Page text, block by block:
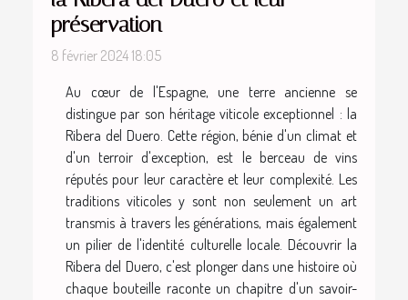
préservation
8 février 2024 18:05
Au cœur de l'Espagne, une terre ancienne se
distingue par son héritage viticole exceptionnel : la
Ribera del Duero. Cette région, bénie d'un climat et
d'un terroir d'exception, est le berceau de vins
réputés pour leur caractère et leur complexité. Les
traditions viticoles y sont non seulement un art
transmis à travers les générations, mais également
un pilier de l'identité culturelle locale. Découvrir la
Ribera del Duero, c'est plonger dans une histoire où
chaque bouteille raconte un chapitre d'un savoir-